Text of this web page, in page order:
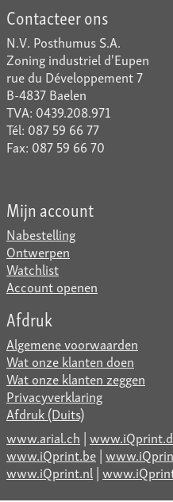
Contacteer ons
N.V. Posthumus S.A.
Zoning industriel d'Eupen
rue du Développement 7
B-4837 Baelen
TVA: 0439.208.971
Tél: 087 59 66 77
Fax: 087 59 66 70
Mijn account
Nabestelling
Ontwerpen
Watchlist
Account openen
Afdruk
Algemene voorwaarden
Wat onze klanten doen
Wat onze klanten zeggen
Privacyverklaring
Afdruk (Duits)
www.arial.ch |
www.iQprint.be|
www.iQprint.nl|